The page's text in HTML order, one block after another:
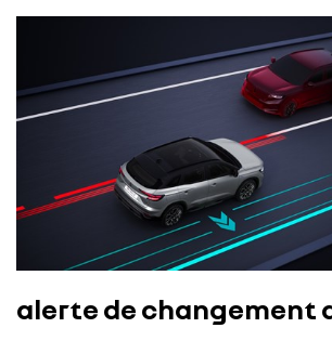
alerte de changement